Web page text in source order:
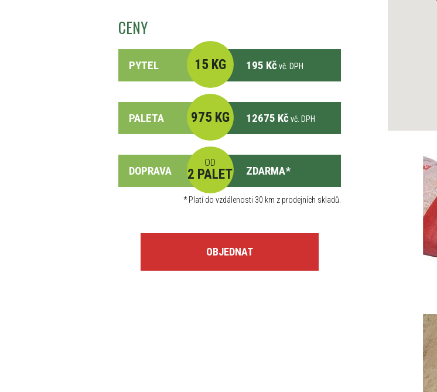
CENY
PYTEL 15 KG 195 Kč vč. DPH
PALETA 975 KG 12675 Kč vč. DPH
DOPRAVA
OD
2 PALET ZDARMA*
*Platí do vzdálenosti 30 km z prodejních skladů.
OBJEDNAT